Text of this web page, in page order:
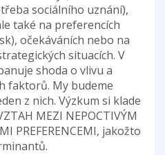
sociálního uznání),
také na preferencích
očekáváních nebo na
situacích. V
shoda o vlivu a
faktorů. My budeme
z nich. Výzkum si klade
MEZI NEPOCTIVÝM
PREFERENCEMI, jakožto